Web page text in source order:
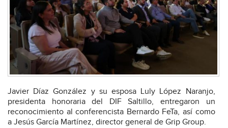
Javier Díaz González y su esposa Luly López Naranjo,
presidenta honoraria del DIF Saltillo, entregaron un
reconocimiento al conferencista Bernardo FeTa, así como
a Jesús García Martínez, director general de Grip Group.